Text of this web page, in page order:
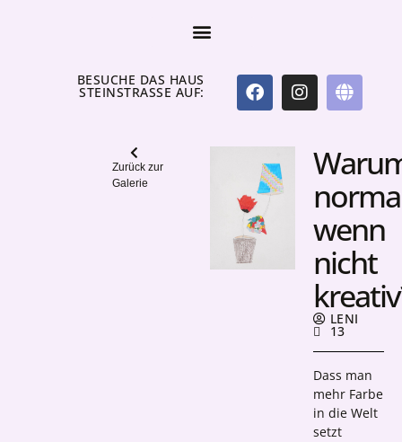
BESUCHE DAS HAUS
STEINSTRASSE AUF:
Zurück zur
Galerie
wenn
nicht
LENI
13
Dass man
mehr Farbe
in die Welt
setzt